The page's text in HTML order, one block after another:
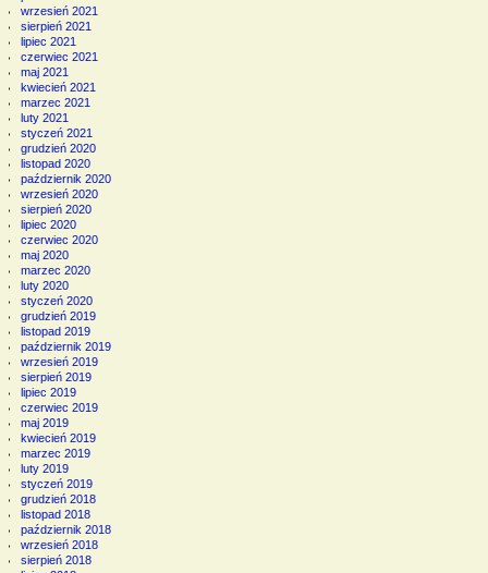
wrzesień 2021
sierpień 2021
lipiec 2021
czerwiec 2021
maj 2021
kwiecień 2021
marzec 2021
luty 2021
styczeń 2021
grudzień 2020
listopad 2020
październik 2020
wrzesień 2020
sierpień 2020
lipiec 2020
czerwiec 2020
maj 2020
marzec 2020
luty 2020
styczeń 2020
grudzień 2019
listopad 2019
październik 2019
wrzesień 2019
sierpień 2019
lipiec 2019
czerwiec 2019
maj 2019
kwiecień 2019
marzec 2019
luty 2019
styczeń 2019
grudzień 2018
listopad 2018
październik 2018
wrzesień 2018
sierpień 2018